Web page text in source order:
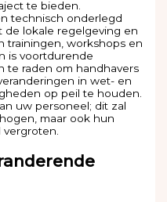
te bieden.
technisch onderlegd
de lokale regelgeving en
trainingen, workshops en
is voortdurende
te raden om handhavers
in wet- en
op peil te houden.
uw personeel; dit zal
maar ook hun